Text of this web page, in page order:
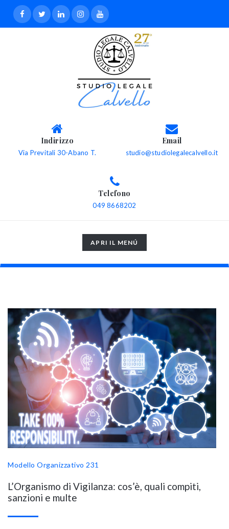
Indirizzo
Via Previtali 30-Abano T.
Email
studio@studiolegalecalvello.it
Telefono
049 8668202
TOGGLE
NAVIGATION
APRI IL MENÚ
Modello Organizzativo 231
L’Organismo di Vigilanza: cos’è, quali compiti,
sanzioni e multe